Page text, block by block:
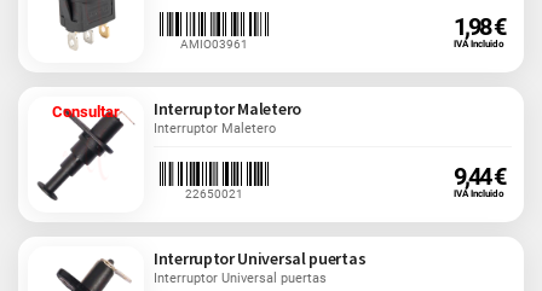
AMIO03961
1,98 €
IVA Incluido
Consultar Interruptor Maletero
Interruptor Maletero
22650021
9,44 €
IVA Incluido
Interruptor Universal puertas
Interruptor Universal puertas